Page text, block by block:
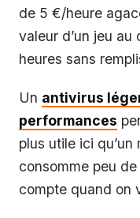
de 5 €/heure
valeur d’un jeu au
heures sans
Un antivirus
performances
plus utile ici
consomme peu
compte quand on